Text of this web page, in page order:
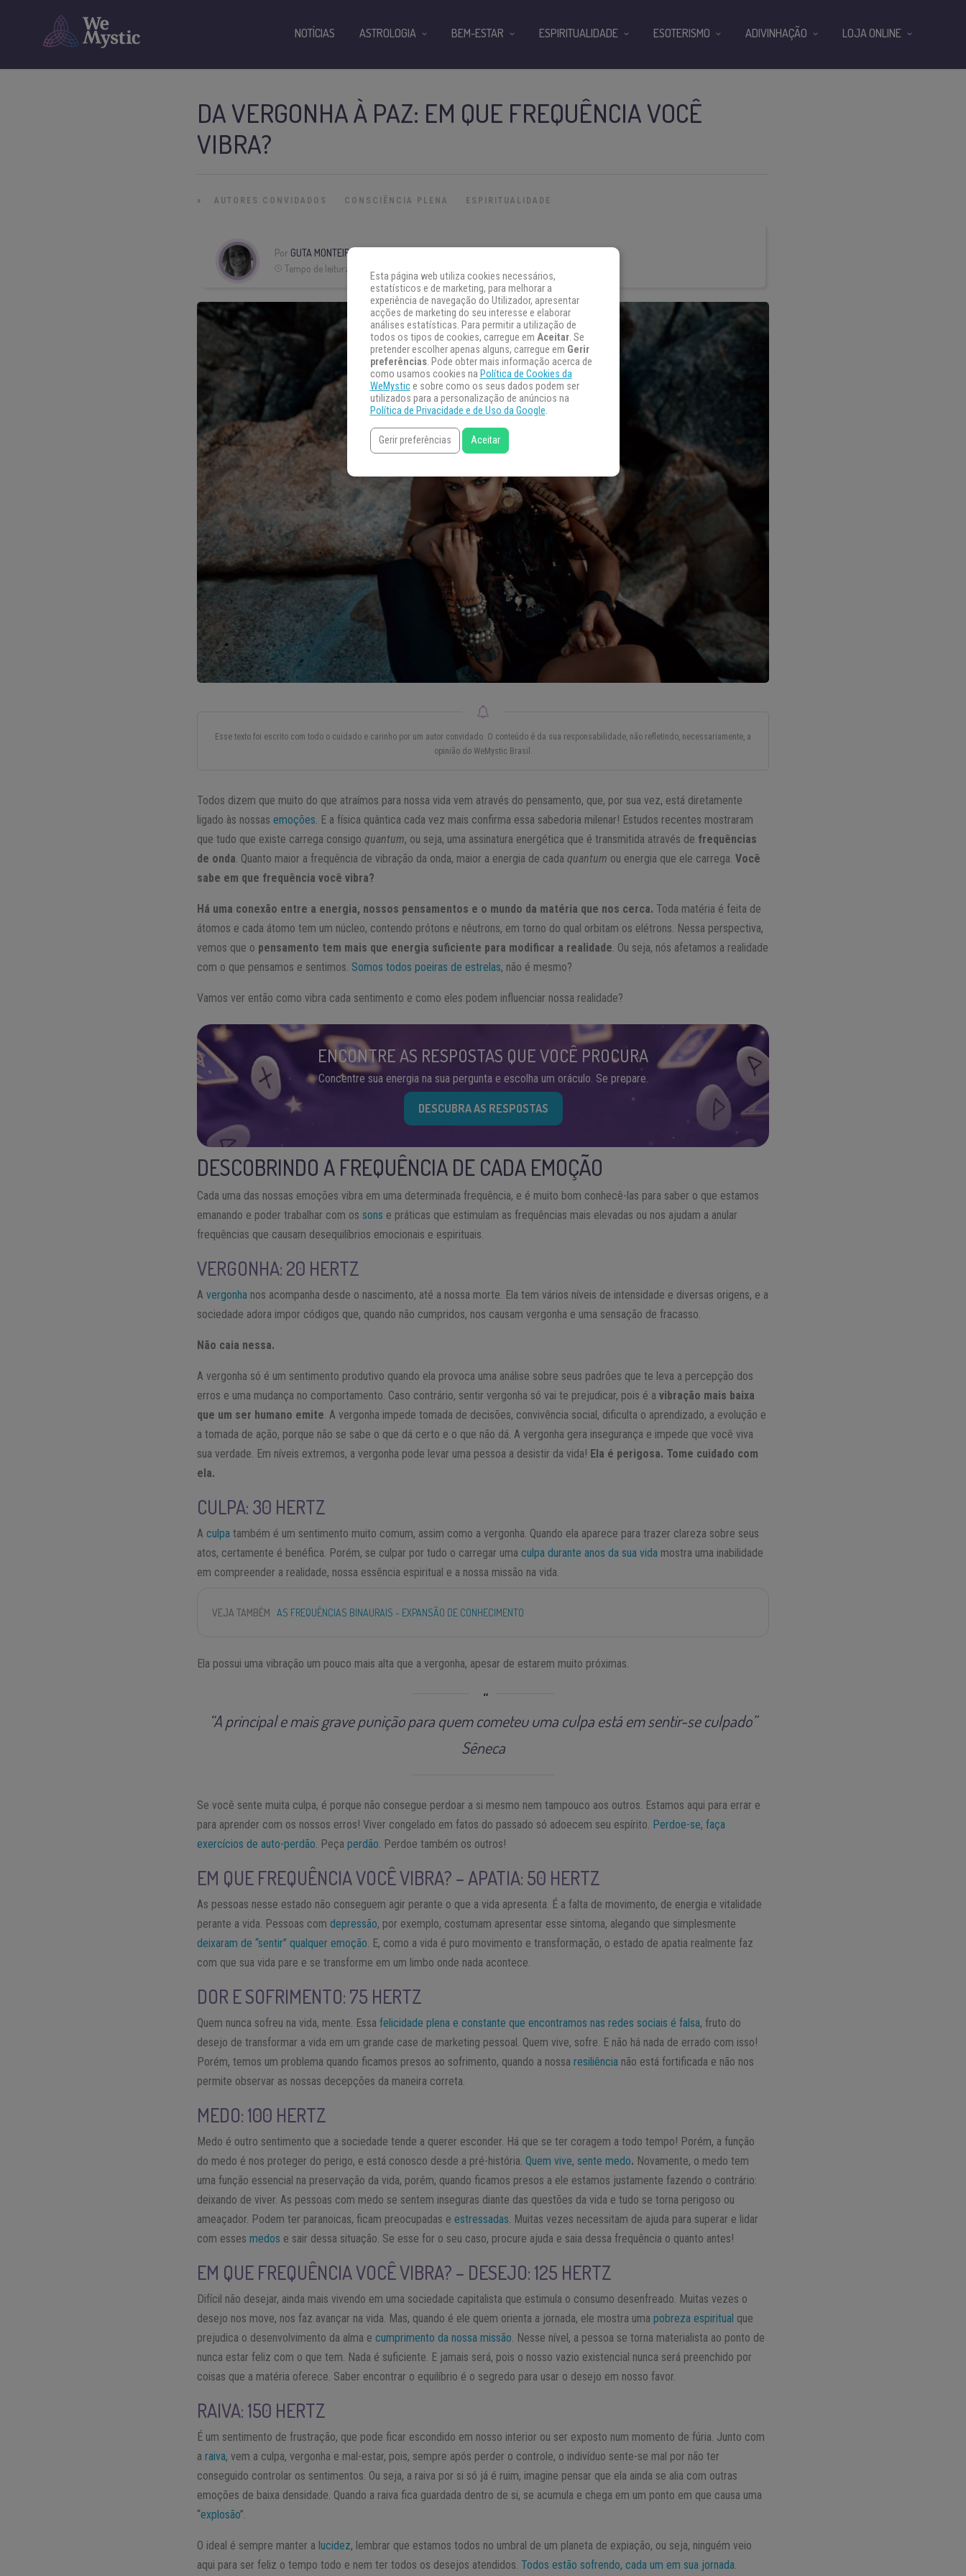
DA VERGONHA À PAZ: EM QUE FREQUÊNCIA VOCÊ
VIBRA?
» AUTORES CONVIDADOS CONSCIÊNCIA PLENA ESPIRITUALIDADE
Por GUTA MONTEIRO
Tempo de leitura:
Esse texto foi escrito com todo o cuidado e carinho por um autor convidado. O conteúdo é da sua responsabilidade, não refletindo, necessariamente, a
opinião do WeMystic Brasil.
Todos dizem que muito do que atraímos para nossa vida vem através do pensamento, que, por sua vez, está diretamente
ligado às nossasemoções. E a física quântica cada vez mais confirma essa sabedoria milenar! Estudos recentes mostraram
que tudo que existe carrega consigoquantum, ou seja, uma assinatura energética que é transmitida através de frequências
de onda. Quanto maior a frequência de vibração da onda, maior a energia de cadaquantum ou energia que ele carrega.Você
sabe em que frequência você vibra?
Há uma conexão entre a energia, nossos pensamentos e o mundo da matéria que nos cerca. Toda matéria é feita de
átomos e cada átomo tem um núcleo, contendo prótons e nêutrons, em torno do qual orbitam os elétrons. Nessa perspectiva,
vemos que o pensamento tem mais que energia suficiente para modificar a realidade. Ou seja, nós afetamos a realidade
com o que pensamos e sentimos. Somos todos poeiras de estrelas, não é mesmo?
Vamos ver então como vibra cada sentimento e como eles podem influenciar nossa realidade?
ENCONTRE AS RESPOSTAS QUE VOCÊ PROCURA
Concentre sua energia na sua pergunta e escolha um oráculo. Se prepare.
DESCUBRA AS RESPOSTAS
DESCOBRINDO A FREQUÊNCIA DE CADA EMOÇÃO
Cada uma das nossas emoções vibra em uma determinada frequência, e é muito bom conhecê-las para saber o que estamos
emanando e poder trabalhar com ossons e práticas que estimulam as frequências mais elevadas ou nos ajudam a anular
frequências que causam desequilíbrios emocionais e espirituais.
VERGONHA: 20 HERTZ
Avergonha nos acompanha desde o nascimento, até a nossa morte. Ela tem vários níveis de intensidade e diversas origens, e a
sociedade adora impor códigos que, quando não cumpridos, nos causam vergonha e uma sensação de fracasso.
Não caia nessa.
A vergonha só é um sentimento produtivo quando ela provoca uma análise sobre seus padrões que te leva a percepção dos
erros e uma mudança no comportamento. Caso contrário, sentir vergonha só vai te prejudicar, pois é avibração mais baixa
que um ser humano emite. A vergonha impede tomada de decisões, convivência social, dificulta o aprendizado, a evolução e
a tomada de ação, porque não se sabe o que dá certo e o que não dá. A vergonha gera insegurança e impede que você viva
sua verdade. Em níveis extremos, a vergonha pode levar uma pessoa a desistir da vida! Ela é perigosa. Tome cuidado com
ela.
CULPA: 30 HERTZ
Aculpa também é um sentimento muito comum, assim como a vergonha. Quando ela aparece para trazer clareza sobre seus
atos, certamente é benéfica. Porém, se culpar por tudo o carregar umaculpa durante anos da sua vida mostra uma inabilidade
em compreender a realidade, nossa essência espiritual e a nossa missão na vida.
VEJA TAMBÉM AS FREQUÊNCIAS BINAURAIS - EXPANSÃO DE CONHECIMENTO
Ela possui uma vibração um pouco mais alta que a vergonha, apesar de estarem muito próximas.
“A principal e mais grave punição para quem cometeu uma culpa está em sentir-se culpado”
Sêneca
Se você sente muita culpa, é porque não consegue perdoar a si mesmo nem tampouco aos outros. Estamos aqui para errar e
para aprender com os nossos erros! Viver congelado em fatos do passado só adoecem seu espírito. Perdoe-se, faça
exercícios de auto-perdão. Peçaperdão. Perdoe também os outros!
EM QUE FREQUÊNCIA VOCÊ VIBRA? – APATIA: 50 HERTZ
As pessoas nesse estado não conseguem agir perante o que a vida apresenta. É a falta de movimento, de energia e vitalidade
perante a vida. Pessoas comdepressão, por exemplo, costumam apresentar esse sintoma, alegando que simplesmente
deixaram de “sentir” qualquer emoção. E, como a vida é puro movimento e transformação, o estado de apatia realmente faz
com que sua vida pare e se transforme em um limbo onde nada acontece.
DOR E SOFRIMENTO: 75 HERTZ
Quem nunca sofreu na vida, mente. Essafelicidade plena e constante que encontramos nas redes sociais é falsa, fruto do
desejo de transformar a vida em um grande case de marketing pessoal. Quem vive, sofre. E não há nada de errado com isso!
Porém, temos um problema quando ficamos presos ao sofrimento, quando a nossaresiliência não está fortificada e não nos
permite observar as nossas decepções da maneira correta.
MEDO: 100 HERTZ
Medo é outro sentimento que a sociedade tende a querer esconder. Há que se ter coragem a todo tempo! Porém, a função
do medo é nos proteger do perigo, e está conosco desde a pré-história.Quem vive, sente medo. Novamente, o medo tem
uma função essencial na preservação da vida, porém, quando ficamos presos a ele estamos justamente fazendo o contrário:
deixando de viver. As pessoas com medo se sentem inseguras diante das questões da vida e tudo se torna perigoso ou
ameaçador. Podem ter paranoicas, ficam preocupadas eestressadas. Muitas vezes necessitam de ajuda para superar e lidar
com essesmedos e sair dessa situação. Se esse for o seu caso, procure ajuda e saia dessa frequência o quanto antes!
EM QUE FREQUÊNCIA VOCÊ VIBRA? – DESEJO: 125 HERTZ
Difícil não desejar, ainda mais vivendo em uma sociedade capitalista que estimula o consumo desenfreado. Muitas vezes o
desejo nos move, nos faz avançar na vida. Mas, quando é ele quem orienta a jornada, ele mostra umapobreza espiritual que
prejudica o desenvolvimento da alma ecumprimento da nossa missão. Nesse nível, a pessoa se torna materialista ao ponto de
nunca estar feliz com o que tem. Nada é suficiente. E jamais será, pois o nosso vazio existencial nunca será preenchido por
coisas que a matéria oferece. Saber encontrar o equilíbrio é o segredo para usar o desejo em nosso favor.
RAIVA: 150 HERTZ
É um sentimento de frustração, que pode ficar escondido em nosso interior ou ser exposto num momento de fúria. Junto com
araiva, vem a culpa, vergonha e mal-estar, pois, sempre após perder o controle, o indivíduo sente-se mal por não ter
conseguido controlar os sentimentos. Ou seja, a raiva por si só já é ruim, imagine pensar que ela ainda se alia com outras
emoções de baixa densidade. Quando a raiva fica guardada dentro de si, se acumula e chega em um ponto em que causa uma
“explosão”.
O ideal é sempre manter a lucidez, lembrar que estamos todos no umbral de um planeta de expiação, ou seja, ninguém veio
aqui para ser feliz o tempo todo e nem ter todos os desejos atendidos.Todos estão sofrendo, cada um em sua jornada.
NOTÍCIAS ASTROLOGIA BEM-ESTAR ESPIRITUALIDADE ESOTERISMO ADIVINHAÇÃO LOJA ONLINE
Esta página web utiliza cookies necessários,
estatísticos e de marketing, para melhorar a
experiência de navegação do Utilizador, apresentar
acções de marketing do seu interesse e elaborar
análises estatísticas. Para permitir a utilização de
todos os tipos de cookies, carregue em Aceitar. Se
pretender escolher apenas alguns, carregue em Gerir
preferências. Pode obter mais informação acerca de
como usamos cookies na Política de Cookies da
WeMystice sobre como os seus dados podem ser
utilizados para a personalização de anúncios na
Política de Privacidade e de Uso da Google.
Gerir preferências Aceitar